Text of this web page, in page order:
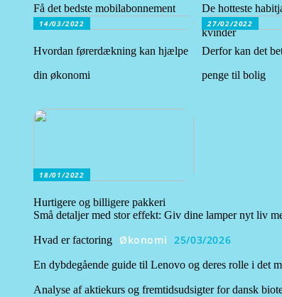
Få det bedste mobilabonnement
De hotteste
kvinder
14/03/2022
Hvordan førerdækning kan hjælpe
din økonomi
27/02/2022
Derfor kan det
penge til bolig
18/01/2022
Hurtigere og billigere pakkeri
Små detaljer med stor effekt: Giv dine lamper nyt liv
Hvad er factoring Økonomi 25/03/2026
En dybdegående guide til Lenovo og deres rolle i det
Analyse af aktiekurs og fremtidsudsigter for dansk